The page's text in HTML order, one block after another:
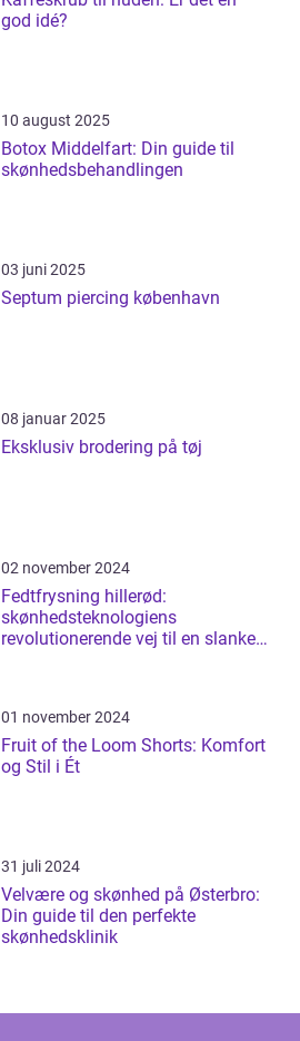
god idé?
10 august 2025
Botox Middelfart: Din guide til
skønhedsbehandlingen
03 juni 2025
Septum piercing københavn
08 januar 2025
Eksklusiv brodering på tøj
02 november 2024
Fedtfrysning hillerød:
skønhedsteknologiens
revolutionerende vej til en slankere
01 november 2024
Fruit of the Loom Shorts: Komfort
og Stil i Ét
31 juli 2024
Velvære og skønhed på Østerbro:
Din guide til den perfekte
skønhedsklinik